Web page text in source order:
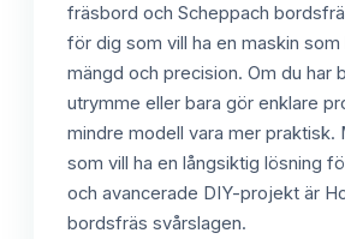
fräsbord och Scheppach
för dig som vill ha en maskin som
mängd och precision. Om du har
utrymme eller bara gör enklare
mindre modell vara mer praktisk.
som vill ha en långsiktig lösning
och avancerade DIY-projekt är
bordsfräs svårslagen.